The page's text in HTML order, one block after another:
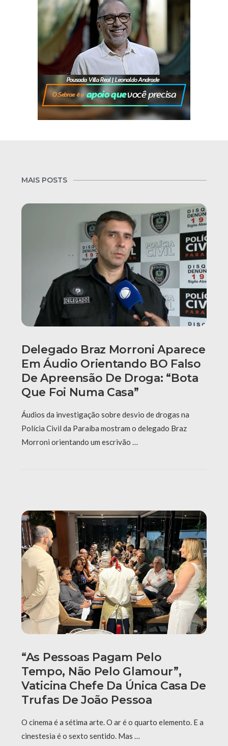
MAIS POSTS
Delegado Braz Morroni Aparece
Em Áudio Orientando BO Falso
De Apreensão De Droga: “Bota
Que Foi Numa Casa”
Áudios da investigação sobre desvio de drogas na
Polícia Civil da Paraíba mostram o delegado Braz
Morroni orientando um escrivão …
“As Pessoas Pagam Pelo
Tempo, Não Pelo Glamour”,
Vaticina Chefe Da Única Casa De
Trufas De João Pessoa
O cinema é a sétima arte. O ar é o quarto elemento. E a
cinestesia é o sexto sentido. Mas …